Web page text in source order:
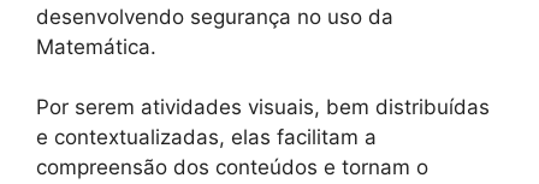
desenvolvendo segurança no uso da
Matemática.
Por serem atividades visuais, bem distribuídas
e contextualizadas, elas facilitam a
compreensão dos conteúdos e tornam o